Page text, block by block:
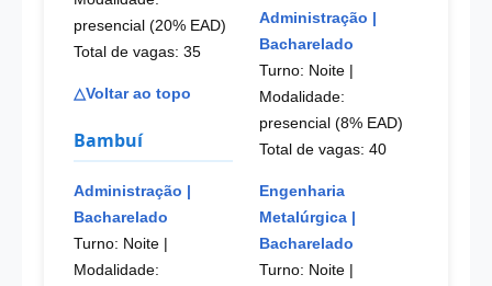
presencial (20% EAD)
Total de vagas: 35
△Voltar ao topo
Bambuí
Administração |
Bacharelado
Turno: Noite |
Modalidade:
Administração |
Bacharelado
Turno: Noite
Modalidade:
presencial (8% EAD)
Total de vagas: 40
Engenharia
Metalúrgica |
Bacharelado
Turno: Noite |